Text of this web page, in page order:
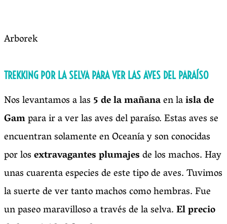
Arborek
TREKKING POR LA SELVA PARA VER LAS AVES DEL PARAÍSO
Nos levantamos a las5 de la mañanaen laisla de
Gampara ir a ver las aves del paraíso. Estas aves se
encuentran solamente en Oceanía y son conocidas
por losextravagantes plumajesde los machos. Hay
unas cuarenta especies de este tipo de aves. Tuvimos
la suerte de ver tanto machos como hembras. Fue
un paseo maravilloso a través de la selva.El precio